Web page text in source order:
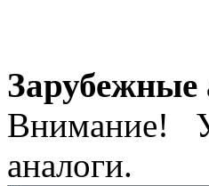
Внимание!
аналоги.